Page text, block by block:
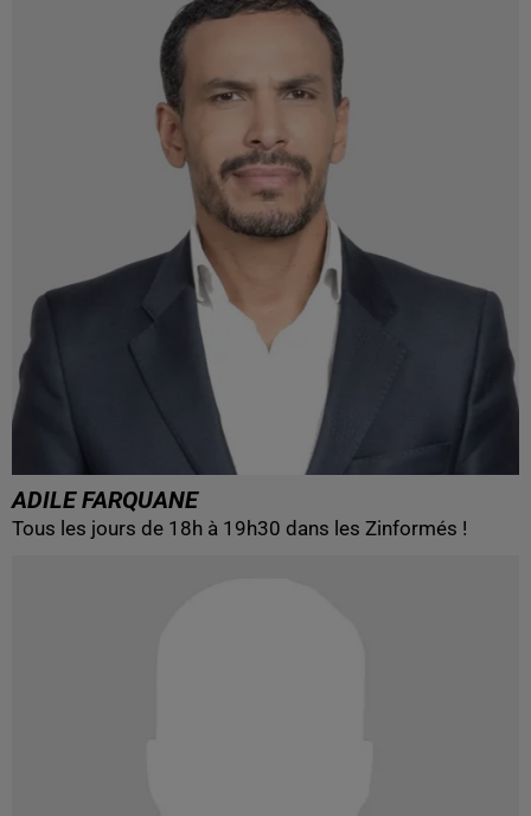
ADILE FARQUANE
Tous les jours de 18h à 19h30 dans les Zinformés !